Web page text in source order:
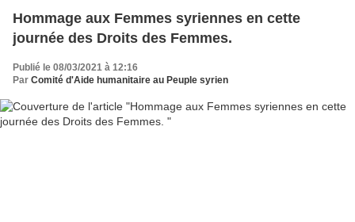
Hommage aux Femmes syriennes en cette
journée des Droits des Femmes.
Publié le 08/03/2021 à 12:16
Par Comité d'Aide humanitaire au Peuple syrien